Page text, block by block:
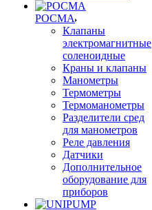
РОСМА
Клапаны
электромагнитные
соленоидные
Краны и клапаны
Манометры
Термометры
Термоманометры
Разделители сред
для манометров
Реле давления
Датчики
Дополнительное
оборудование для
приборов